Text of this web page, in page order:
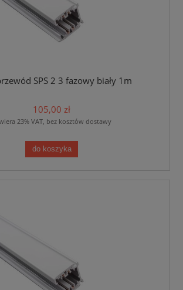
SPS 2 3 fazowy biały 1m
105,00 zł
23% VAT, bez kosztów dostawy
do koszyka